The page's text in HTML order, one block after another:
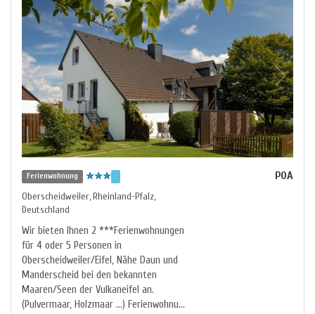
Ferienwohnung
Oberscheidweiler,Rheinland-Pfalz,
Deutschland
Wir bieten Ihnen 2 ***Ferienwohnungen
für 4 oder 5 Personen in
Oberscheidweiler/Eifel, Nähe Daun und
Manderscheid bei den bekannten
Maaren/Seen der Vulkaneifel an.
(Pulvermaar, Holzmaar …) Ferienwohnu...
POA